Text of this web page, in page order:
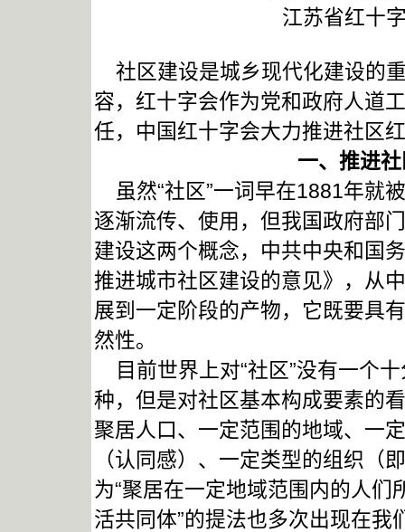
江苏省红十
社区建设是城乡现代化建设的
容，红十字会作为党和政府人道
任，中国红十字会大力推进社区
一、推进
虽然“社区”一词早在1881年就
逐渐流传、使用，但我国政府部
建设这两个概念，中共中央和国
推进城市社区建设的意见》，从
展到一定阶段的产物，它既要具
然性。
目前世界上对“社区”没有一个
种，但是对社区基本构成要素的
聚居人口、一定范围的地域、一
（认同感）、一定类型的组织（
为“聚居在一定地域范围内的人们
活共同体”的提法也多次出现在我